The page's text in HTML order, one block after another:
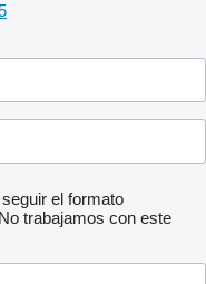
el formato
No trabajamos con este